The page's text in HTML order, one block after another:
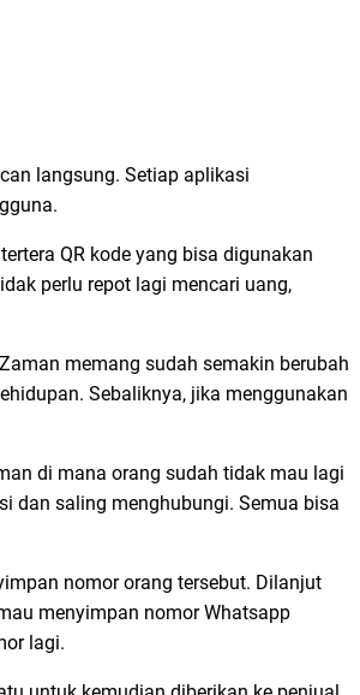
langsung. Setiap aplikasi
QR kode yang bisa digunakan
perlu repot lagi mencari uang,
memang sudah semakin berubah
Sebaliknya, jika menggunakan
di mana orang sudah tidak mau lagi
dan saling menghubungi. Semua bisa
nomor orang tersebut. Dilanjut
menyimpan nomor Whatsapp
lagi.